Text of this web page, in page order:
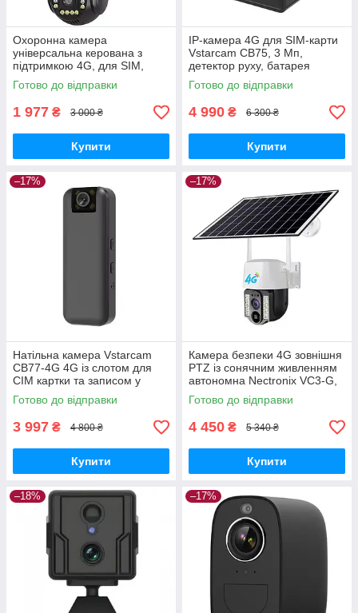
Охоронна камера
універсальна керована з
підтримкою 4G, для SIM,
1080P, uSafe OC-01-PTZ
GoodPlace -worry-free-
Готово до відправки
1 977 ₴ 3 000 ₴
Купити
IP-камера 4G для SIM-карти
Vstarcam CB75, 3 Мп,
детектор руху, батарея
3000мАч GoodPlace -worry-
free-shopping-
Готово до відправки
4 990 ₴ 6 300 ₴
Купити
–17%
Натільна камера Vstarcam
CB77-4G 4G із слотом для
СІМ картки та записом у
хмару GoodPlace -worry-free-
shopping-
Готово до відправки
3 997 ₴ 4 800 ₴
Купити
–17%
Камера безпеки 4G зовнішня
PTZ із сонячним живленням
автономна Nectronix VC3-G,
V380 pro GoodPlace -worry-
free-shopping-
Готово до відправки
4 450 ₴ 5 340 ₴
Купити
–18% –17%